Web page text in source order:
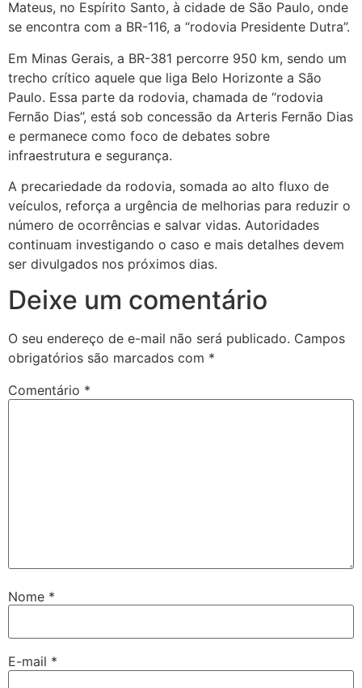
Mateus, no Espírito Santo, à cidade de São Paulo, onde
se encontra com a BR-116, a “rodovia Presidente Dutra”.
Em Minas Gerais, a BR-381 percorre 950 km, sendo um
trecho crítico aquele que liga Belo Horizonte a São
Paulo. Essa parte da rodovia, chamada de “rodovia
Fernão Dias”, está sob concessão da Arteris Fernão Dias
e permanece como foco de debates sobre
infraestrutura e segurança.
A precariedade da rodovia, somada ao alto fluxo de
veículos, reforça a urgência de melhorias para reduzir o
número de ocorrências e salvar vidas. Autoridades
continuam investigando o caso e mais detalhes devem
ser divulgados nos próximos dias.
Deixe um comentário
O seu endereço de e-mail não será publicado. Campos
obrigatórios são marcados com *
Comentário *
Nome *
E-mail *